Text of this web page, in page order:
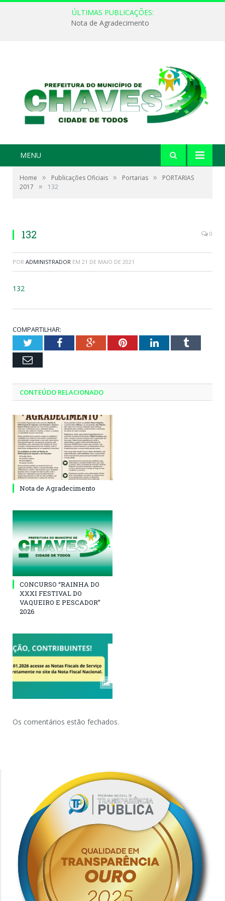
ÚLTIMAS PUBLICAÇÕES:
Nota de Agradecimento
MENU
Home » Publicações Oficiais » Portarias »
PORTARIAS
2017
» 132
132 0
POR ADMINISTRADOR EM 21 DE MAIO DE 2021
132
COMPARTILHAR:
TwitterFacebookGoogle+PinterestLinkedInTumblr
Email
CONTEÚDO RELACIONADO
Nota de Agradecimento
CONCURSO “RAINHA DO
XXXI FESTIVAL DO
VAQUEIRO E PESCADOR”
2026
Os comentários estão fechados.